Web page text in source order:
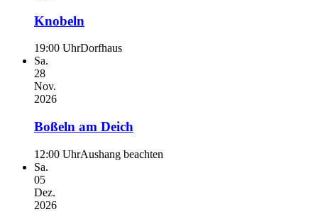
Knobeln
19:00 UhrDorfhaus
Sa.
28
Nov.
2026
Boßeln am Deich
12:00 UhrAushang beachten
Sa.
05
Dez.
2026